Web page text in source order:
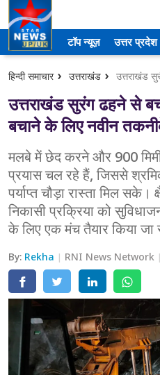
टॉप न्यूज़ उत्तर प्रदेश
हिन्दी समाचार उत्तराखंड
उत्तराखंड सुरंग ढहने से
बचाने के लिए नवीन
मलबे में छेद करने और 900
प्रयास चल रहे हैं, जिससे
पर्याप्त चौड़ा रास्ता मिल
निकासी प्रक्रिया को
के लिए एक मंच तैयार किया जा
By: Rekha RNI News Network
उत्तर प्रदेश
आगरा
कानपुर
प्रयागराज
मेरठ
उत्तराखंड
अल्मोड़ा
चंपावत
चमोली